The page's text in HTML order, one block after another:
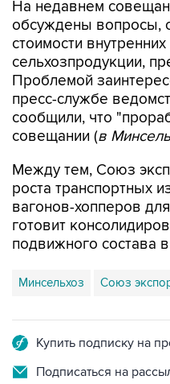
стоимости
сельхозпродукции,
Проблемой
пресс-службе
сообщили, что
совещании (в
Между тем, Союз
вагонов-хопперов
готовит
подвижного состава
Минсельхоз Союз
Подписаться на
Получать